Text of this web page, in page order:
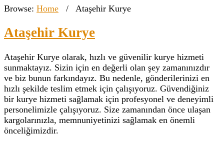
Browse: Home / Ataşehir Kurye
Ataşehir Kurye
Ataşehir Kurye olarak, hızlı ve güvenilir kurye hizmeti
sunmaktayız. Sizin için en değerli olan şey zamanınızdır
ve biz bunun farkındayız. Bu nedenle, gönderilerinizi en
hızlı şekilde teslim etmek için çalışıyoruz. Güvendiğiniz
bir kurye hizmeti sağlamak için profesyonel ve deneyimli
personelimizle çalışıyoruz. Size zamanından önce ulaşan
kargolarınızla, memnuniyetinizi sağlamak en önemli
önceliğimizdir.